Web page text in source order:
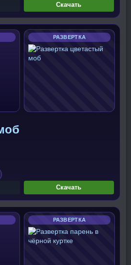
Скачать
РАЗВЕРТКА
Скачать
РАЗВЕРТКА